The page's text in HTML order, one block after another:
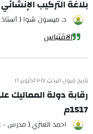
بلاغة التركيب
د. ميسون شوا (
الاقتباس
تاريخ قبول البحث ٢٠١٧ أكتوبر ١٦
1517م
احمد العنزي ( مدرس -